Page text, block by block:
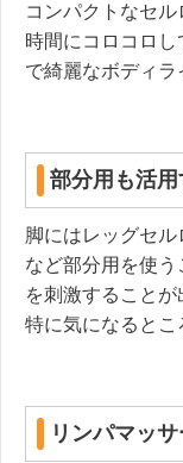
コンパクトなセ
時間にコロコロ
で綺麗なボディラ
部分用も活用
脚にはレッグセ
など部分用を使う
を刺激することが
特に気になるとこ
リンパマッ